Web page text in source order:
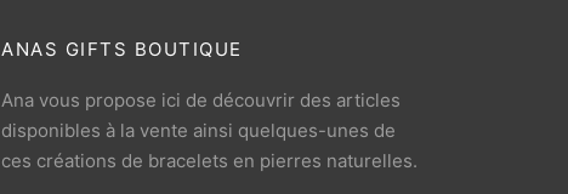
ANAS GIFTS BOUTIQUE
Ana vous propose ici de découvrir des articles
disponibles à la vente ainsi quelques-unes de
ces créations de bracelets en pierres naturelles.